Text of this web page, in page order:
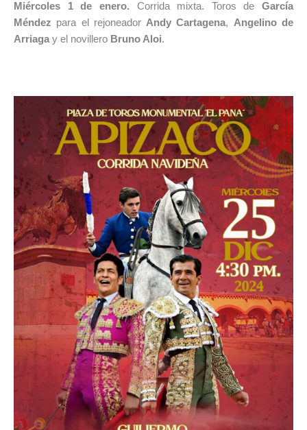
Miércoles 1 de enero. Corrida mixta. Toros de García
Méndez para el rejoneador Andy Cartagena, Angelino de
Arriaga y el novillero Bruno Aloi.